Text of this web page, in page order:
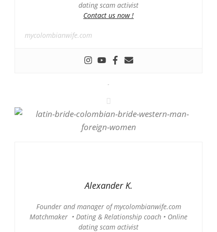
dating scam activist
Contact us now !
mycolombianwife.com
-
Alexander K.
Founder and manager of mycolombianwife.com
Matchmaker • Dating & Relationship coach • Online
dating scam activist